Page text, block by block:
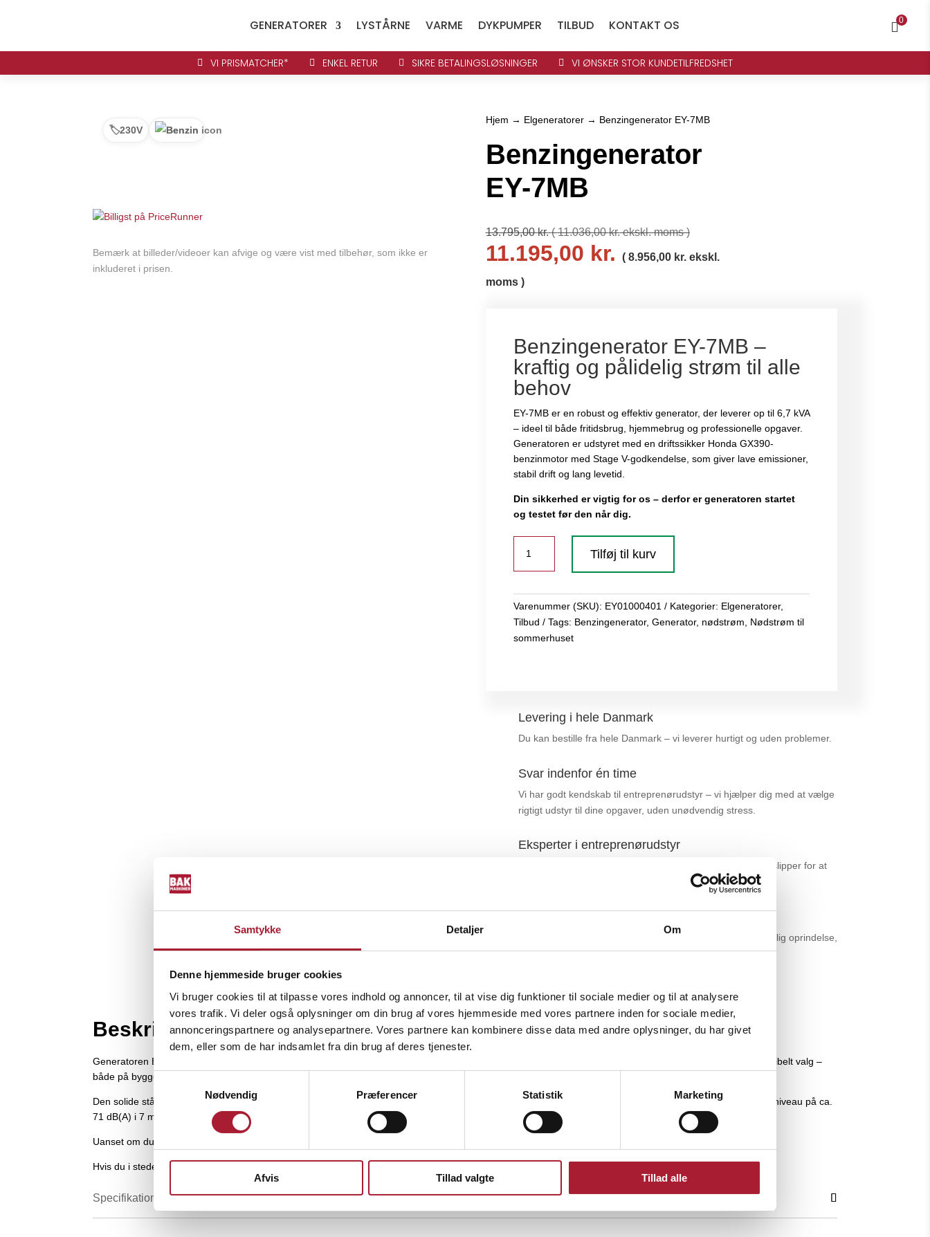
Samtykke Detaljer Om
Denne hjemmeside bruger cookies
Vi bruger cookies til at tilpasse vores indhold og annoncer, til at vise dig funktioner til sociale medier og til at analysere
vores trafik. Vi deler også oplysninger om din brug af vores hjemmeside med vores partnere inden for sociale medier,
annonceringspartnere og analysepartnere. Vores partnere kan kombinere disse data med andre oplysninger, du har givet
dem, eller som de har indsamlet fra din brug af deres tjenester.
Samtykkevalg
Nødvendig
Præferencer Statistik Marketing
Afvis Tillad valgte Tillad alle
GENERATORER LYSTÅRNE VARME DYKPUMPER TILBUD KONTAKT OS 0

 VI PRISMATCHER*  ENKEL RETUR  SIKRE BETALINGSLØSNINGER  VI ØNSKER STOR KUNDETILFREDSHET
🏷️230V Benzin
Bemærk at billeder/videoer kan afvige og være vist med tilbehør, som ikke er
inkluderet i prisen.
Hjem → Elgeneratorer→ Benzingenerator EY-7MB
Benzingenerator
EY-7MB
13.795,00kr. (11.036,00kr.ekskl. moms )
11.195,00 kr. ( 8.956,00 kr.ekskl.
moms )
Benzingenerator EY-7MB –
kraftig og pålidelig strøm til alle
behov
EY-7MB er en robust og effektiv generator, der leverer op til 6,7 kVA
– ideel til både fritidsbrug, hjemmebrug og professionelle opgaver.
Generatoren er udstyret med en driftssikker Honda GX390-
benzinmotor med Stage V-godkendelse, som giver lave emissioner,
stabil drift og lang levetid.
Din sikkerhed er vigtig for os – derfor er generatoren startet
og testet før den når dig.
EY-
7MB
antal
Tilføj til kurv
Varenummer (SKU): EY01000401 Kategorier: Elgeneratorer,
Tilbud
Tags: Benzingenerator, Generator, nødstrøm
Nødstrøm til
sommerhuset
Levering i hele Danmark
Du kan bestille fra hele Danmark – vi leverer hurtigt og uden problemer.
Svar indenfor én time
Vi har godt kendskab til entreprenørudstyr – vi hjælper dig med at vælge
rigtigt udstyr til dine opgaver, uden unødvendig stress.
Eksperter i entreprenørudstyr
Vi er hurtige – vi svarer sædvanligvis meget hurtigt, så du slipper for at
Vi samarbejder direkte med producenter, hvilket sikrer tydelig oprindelse,
officiel garanti og support.
Beskrivelse af produktet
Generatoren EY-7MB har en tankkapacitet på hele 15 liter og kan levere op til 6 timers kontinuerlig drift ved 75 % belastning. Dette gør den til et meget fleksibelt valg –
både på byggepladsen, i sommerhuset eller ved arrangementer.
Den solide stålramme med grå og grøn epoxy-lak samt vibrationsdæmpere giver ekstra beskyttelse og sikrer, at generatoren tåler intensiv brug. Med et støjniveau på ca.
71 dB(A) i 7 meters afstand er det et effektivt, men samtidig brugervenligt valg.
Uanset om du har brug for strøm i nødsituationer, til arbejde eller fritid, er EY-7MB en generator, der kombinerer styrke, kvalitet og driftssikkerhed.
Hvis du i stedet er på udkig efter
Specifikationer